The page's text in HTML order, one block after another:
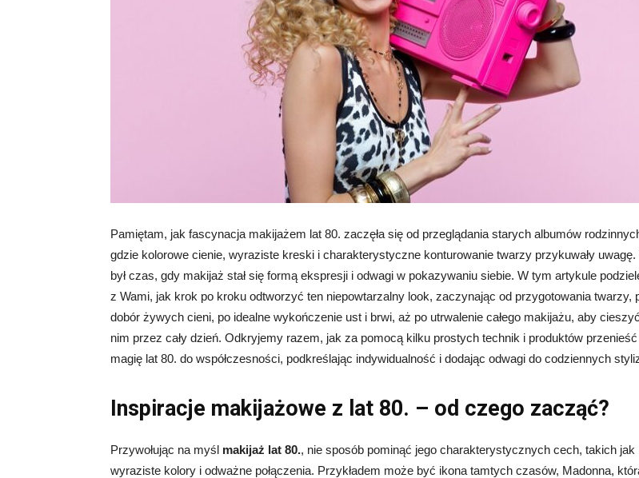
Pamiętam, jak fascynacja makijażem lat 80. zaczęła się od przeglądania starych albumów
gdzie kolorowe cienie, wyraziste kreski i charakterystyczne konturowanie twarzy przykuwały uwagę.
był czas, gdy makijaż stał się formą ekspresji i odwagi w pokazywaniu siebie. W tym artykule
z Wami, jak krok po kroku odtworzyć ten niepowtarzalny look, zaczynając od przygotowania twarzy,
dobór żywych cieni, po idealne wykończenie ust i brwi, aż po utrwalenie całego makijażu, aby
nim przez cały dzień. Odkryjemy razem, jak za pomocą kilku prostych technik i produktów przenieść
magię lat 80. do współczesności, podkreślając indywidualność i dodając odwagi do codziennych
Inspiracje makijażowe z lat 80. – od czego zacząć?
Przywołując na myśl makijaż lat 80., nie sposób pominąć jego charakterystycznych cech, takich jak
wyraziste kolory i odważne połączenia. Przykładem może być ikona tamtych czasów, Madonna,